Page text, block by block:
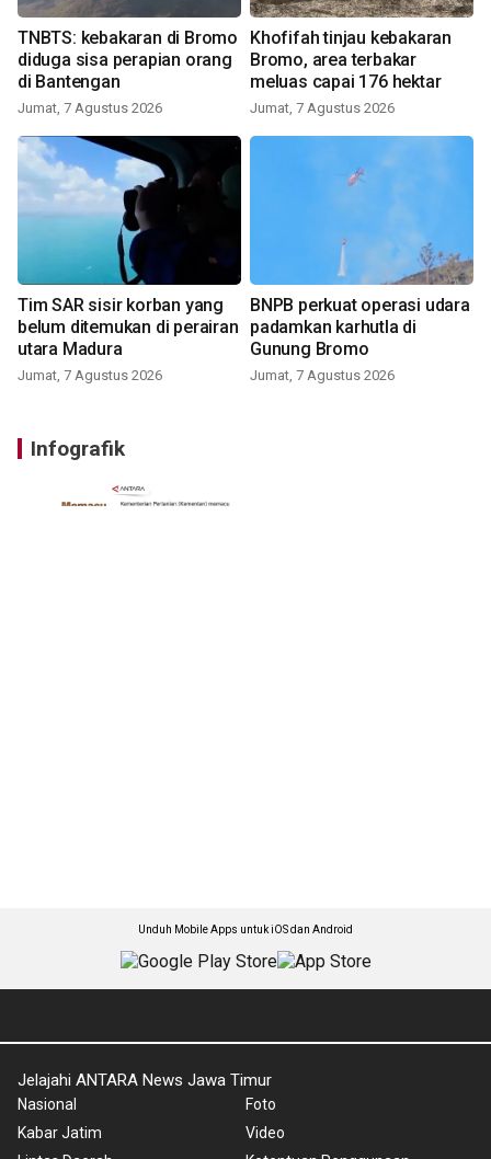
TNBTS: kebakaran di Bromo
diduga sisa perapian orang
di Bantengan
Jumat, 7 Agustus 2026
Khofifah tinjau kebakaran
Bromo, area terbakar
meluas capai 176 hektar
Jumat, 7 Agustus 2026
Tim SAR sisir korban yang
belum ditemukan di perairan
utara Madura
Jumat, 7 Agustus 2026
BNPB perkuat operasi udara
padamkan karhutla di
Gunung Bromo
Jumat, 7 Agustus 2026
Infografik
Unduh Mobile Apps untuk iOS dan Android
Jelajahi ANTARA News Jawa Timur
Nasional
Kabar Jatim
Foto
Video